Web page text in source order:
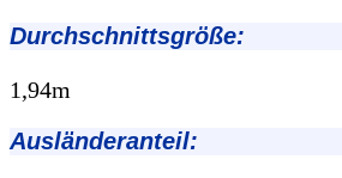
Durchschnittsgröße:
1,94m
Ausländeranteil: